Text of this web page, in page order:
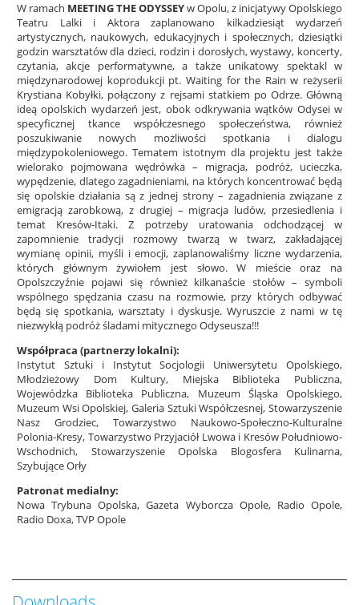
W ramach MEETING THE ODYSSEYw Opolu, z inicjatywy Opolskiego
Teatru Lalki i Aktora zaplanowano kilkadziesiąt wydarzeń
artystycznych, naukowych, edukacyjnych i społecznych, dziesiątki
godzin warsztatów dla dzieci, rodzin i dorosłych, wystawy, koncerty,
czytania, akcje performatywne, a także unikatowy spektakl w
międzynarodowej koprodukcji pt. Waiting for the Rain w reżyserii
Krystiana Kobyłki, połączony z rejsami statkiem po Odrze. Główną
ideą opolskich wydarzeń jest, obok odkrywania wątków Odysei w
specyficznej tkance współczesnego społeczeństwa, również
poszukiwanie nowych możliwości spotkania i dialogu
międzypokoleniowego. Tematem istotnym dla projektu jest także
wielorako pojmowana wędrówka – migracja, podróż, ucieczka,
wypędzenie, dlatego zagadnieniami, na których koncentrować będą
się opolskie działania są z jednej strony – zagadnienia związane z
emigracją zarobkową, z drugiej – migracja ludów, przesiedlenia i
temat Kresów-Itaki. Z potrzeby uratowania odchodzącej w
zapomnienie tradycji rozmowy twarzą w twarz, zakładającej
wymianę opinii, myśli i emocji, zaplanowaliśmy liczne wydarzenia,
których głównym żywiołem jest słowo. W mieście oraz na
Opolszczyźnie pojawi się również kilkanaście stołów – symboli
wspólnego spędzania czasu na rozmowie, przy których odbywać
będą się spotkania, warsztaty i dyskusje. Wyruszcie z nami w tę
niezwykłą podróż śladami mitycznego Odyseusza!!!
Współpraca (partnerzy lokalni):
Instytut Sztuki i Instytut Socjologii Uniwersytetu Opolskiego,
Młodzieżowy Dom Kultury, Miejska Biblioteka Publiczna,
Wojewódzka Biblioteka Publiczna, Muzeum Śląska Opolskiego,
Muzeum Wsi Opolskiej, Galeria Sztuki Współczesnej, Stowarzyszenie
Nasz Grodziec, Towarzystwo Naukowo-Społeczno-Kulturalne
Polonia-Kresy, Towarzystwo Przyjaciół Lwowa i Kresów Południowo-
Wschodnich, Stowarzyszenie Opolska Blogosfera Kulinarna,
Szybujące Orły
Patronat medialny:
Nowa Trybuna Opolska, Gazeta Wyborcza Opole, Radio Opole,
Radio Doxa, TVP Opole
WAITING FOR THE RAIN – spektakl dla widzów dorosłych
5.07.2014, godz. 21.00 PREMIERA,
REJSY PO ODRZE
28.06-4.07.2014, godz. 18.00
Odyseje Opisy Wydarzen